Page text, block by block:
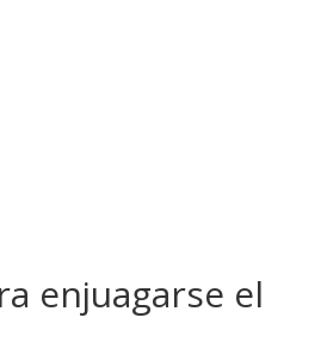
enjuagarse el